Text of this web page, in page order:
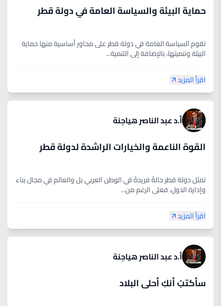
حماية البيئة والسياسة العامة في دولة قطر
تقوم السياسة العامة في دولة قطر على محاور أساسية منها حماية
البيئة وتنميتها، بالإضافة إلى التنمية...
اقرأ المزيد
أ.د عبد الناصر هياجنة
القوة الناعمة والخيارات الراشدة لدولة قطر
تمثل دولة قطر حالةً فريدةً في الوطن العربي بل والعالم في مجال بناء
وإدارة الدول، فعلى الرغم من...
اقرأ المزيد
أ.د عبد الناصر هياجنة
سأكتبُ أنكِ أحلى البلاد